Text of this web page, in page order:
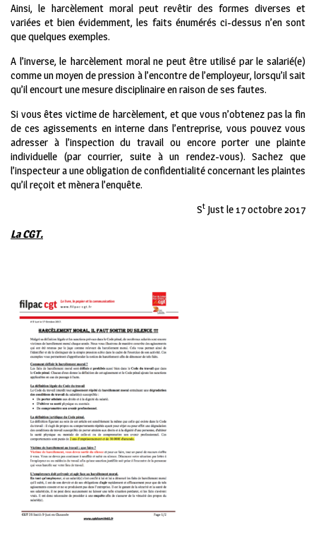
Ainsi, le harcèlement moral peut revêtir des formes diverses et
variées et bien évidemment, les faits énumérés ci-dessus n’en sont
que quelques exemples.
A l’inverse, le harcèlement moral ne peut être utilisé par le salarié(e)
comme un moyen de pression à l’encontre de l’employeur, lorsqu’il sait
qu’il encourt une mesure disciplinaire en raison de ses fautes.
Si vous êtes victime de harcèlement, et que vous n’obtenez pas la fin
de ces agissements en interne dans l’entreprise, vous pouvez vous
adresser à l’inspection du travail ou encore porter une plainte
individuelle (par courrier, suite à un rendez-vous). Sachez que
l’inspecteur a une obligation de confidentialité concernant les plaintes
qu’il reçoit et mènera l’enquête.
St Just le 17 octobre 2017
La CGT.